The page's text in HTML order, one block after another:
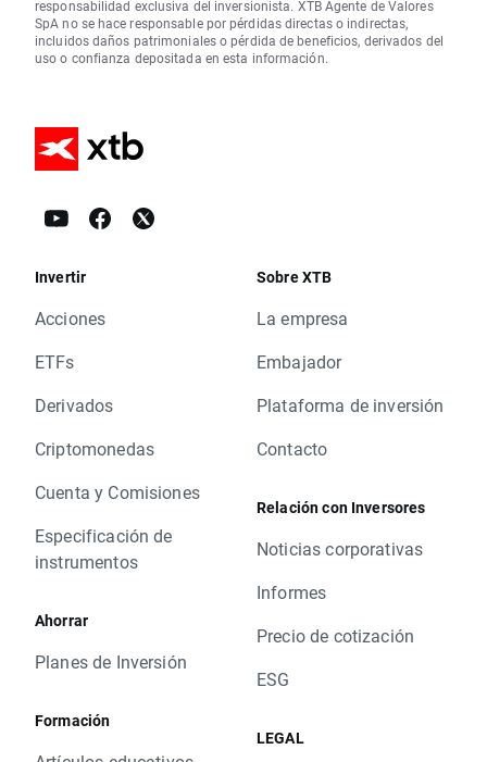
responsabilidad exclusiva del inversionista. XTB Agente de Valores
SpA no se hace responsable por pérdidas directas o indirectas,
incluidos daños patrimoniales o pérdida de beneficios, derivados del
uso o confianza depositada en esta información.
Invertir
Acciones
ETFs
Derivados
Criptomonedas
Cuenta y Comisiones
Especificación de
instrumentos
Ahorrar
Planes de Inversión
Formación
Sobre XTB
La empresa
Embajador
Plataforma de inversión
Contacto
Relación con Inversores
Noticias corporativas
Informes
Precio de cotización
ESG
LEGAL